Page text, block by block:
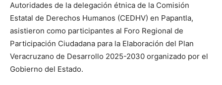
Autoridades de la delegación étnica de la Comisión
Estatal de Derechos Humanos (CEDHV) en Papantla,
asistieron como participantes al Foro Regional de
Participación Ciudadana para la Elaboración del Plan
Veracruzano de Desarrollo 2025-2030 organizado por el
Gobierno del Estado.